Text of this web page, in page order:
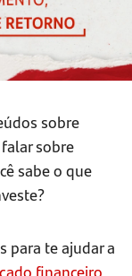
sobre
sobre
sabe o que
para te ajudar a
financeiro